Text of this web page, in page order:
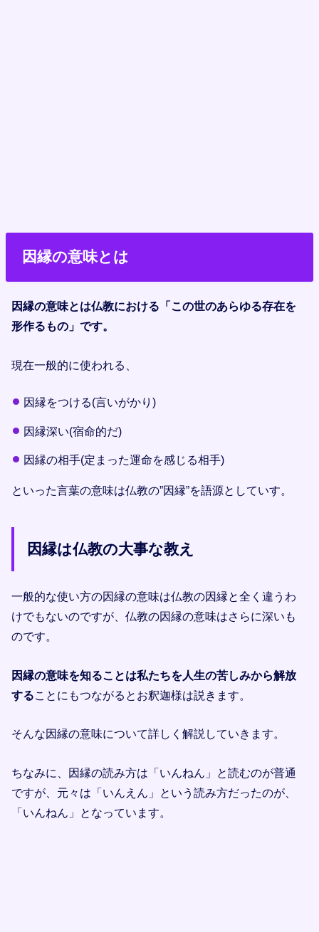
因縁の意味とは
因縁の意味とは仏教における「この世のあらゆる存在を
形作るもの」です。
現在一般的に使われる、
因縁をつける(言いがかり)
因縁深い(宿命的だ)
因縁の相手(定まった運命を感じる相手)
といった言葉の意味は仏教の”因縁”を語源としていす。
因縁は仏教の大事な教え
一般的な使い方の因縁の意味は仏教の因縁と全く違うわ
けでもないのですが、仏教の因縁の意味はさらに深いも
のです。
因縁の意味を知ることは私たちを人生の苦しみから解放
することにもつながるとお釈迦様は説きます。
そんな因縁の意味について詳しく解説していきます。
ちなみに、因縁の読み方は「いんねん」と読むのが普通
ですが、元々は「いんえん」という読み方だったのが、
「いんねん」となっています。